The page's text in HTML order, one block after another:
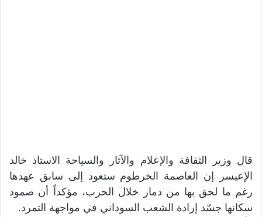
قال وزير الثقافة والإعلام والآثار والسياحة الاستاذ خالد
الإعيسر إن العاصمة الخرطوم ستعود إلى سابق عهدها
رغم ما لحق بها من دمار خلال الحرب، مؤكداً أن صمود
سكانها جسّد إرادة الشعب السوداني في مواجهة التمرد.